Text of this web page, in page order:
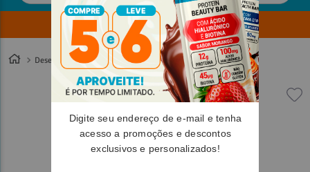
Envie sua Receita
Desempenho Físico Energia
TERMOS MAIS BUSCADOS
magnesio
omega 3
tadalafila
minoxidil
TERMOS MAIS BUSCADOS
magnesio
omega 3
tadalafila
minoxidilDigite seu endereço de e-mail e tenha
acesso a promoções e descontos
exclusivos e personalizados!